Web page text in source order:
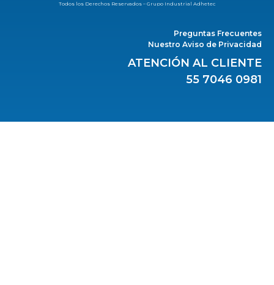
Todos los Derechos Reservados – Grupo Industrial Adhetec
Preguntas Frecuentes
Nuestro Aviso de Privacidad
ATENCIÓN AL CLIENTE
55 7046 0981